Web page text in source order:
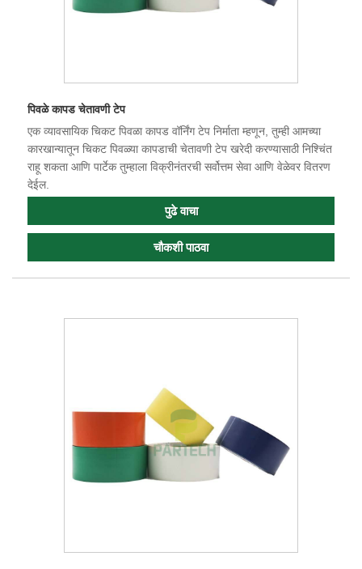
पिवळे कापड चेतावणी टेप
एक व्यावसायिक चिकट पिवळा कापड वॉर्निंग टेप निर्माता म्हणून, तुम्ही आमच्या
कारखान्यातून चिकट पिवळ्या कापडाची चेतावणी टेप खरेदी करण्यासाठी निश्चिंत
राहू शकता आणि पार्टेक तुम्हाला विक्रीनंतरची सर्वोत्तम सेवा आणि वेळेवर वितरण
देईल.
पुढे वाचा
चौकशी पाठवा